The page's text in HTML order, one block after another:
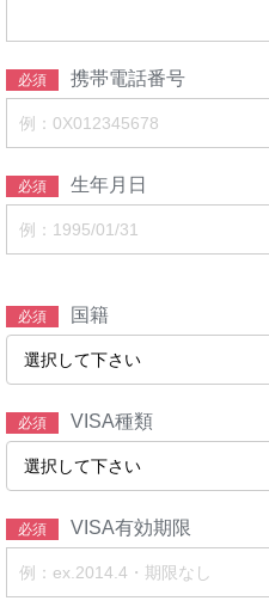
必須 携帯電話番号
必須 生年月日
必須 国籍
必須 VISA種類
必須 VISA有効期限